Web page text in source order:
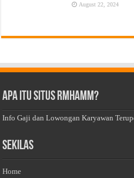
August 22, 2024
Apa Itu Situs Rmhamm?
Info Gaji dan Lowongan Karyawan
Sekilas
Home